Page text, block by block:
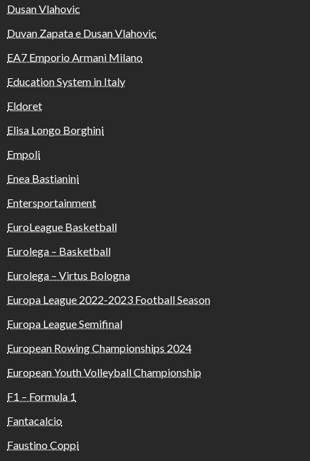
Dusan Vlahovic
Duvan Zapata e Dusan Vlahovic
EA7 Emporio Armani Milano
Education System in Italy
Eldoret
Elisa Longo Borghini
Empoli
Enea Bastianini
Entersportainment
EuroLeague Basketball
Eurolega – Basketball
Eurolega – Virtus Bologna
Europa League 2022-2023 Football Season
Europa League Semifinal
European Rowing Championships 2024
European Youth Volleyball Championship
F1 – Formula 1
Fantacalcio
Faustino Coppi